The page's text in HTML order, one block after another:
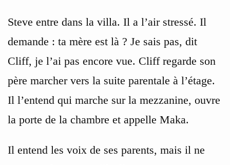
Steve entre dans la villa. Il a l’air stressé. Il
demande : ta mère est là ? Je sais pas, dit
Cliff, je l’ai pas encore vue. Cliff regarde son
père marcher vers la suite parentale à l’étage.
Il l’entend qui marche sur la mezzanine, ouvre
la porte de la chambre et appelle Maka.
Il entend les voix de ses parents, mais il ne